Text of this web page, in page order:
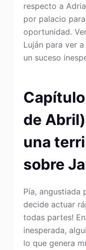
respecto a
por palacio
oportunidad.
Luján para ver
un suceso
de
una
sobre
Pía, angustiada
decide actuar
todas partes!
inesperada,
lo que genera